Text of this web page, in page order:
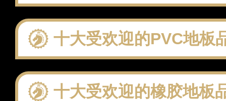
十大受欢迎的PVC地板品牌 这些
十大受欢迎的橡胶地板品牌 这些